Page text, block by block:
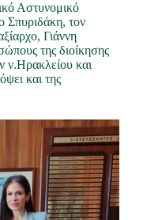
Αστυνομικό
Σπυριδάκη, τον
Γιάννη
της διοίκησης
και
και της